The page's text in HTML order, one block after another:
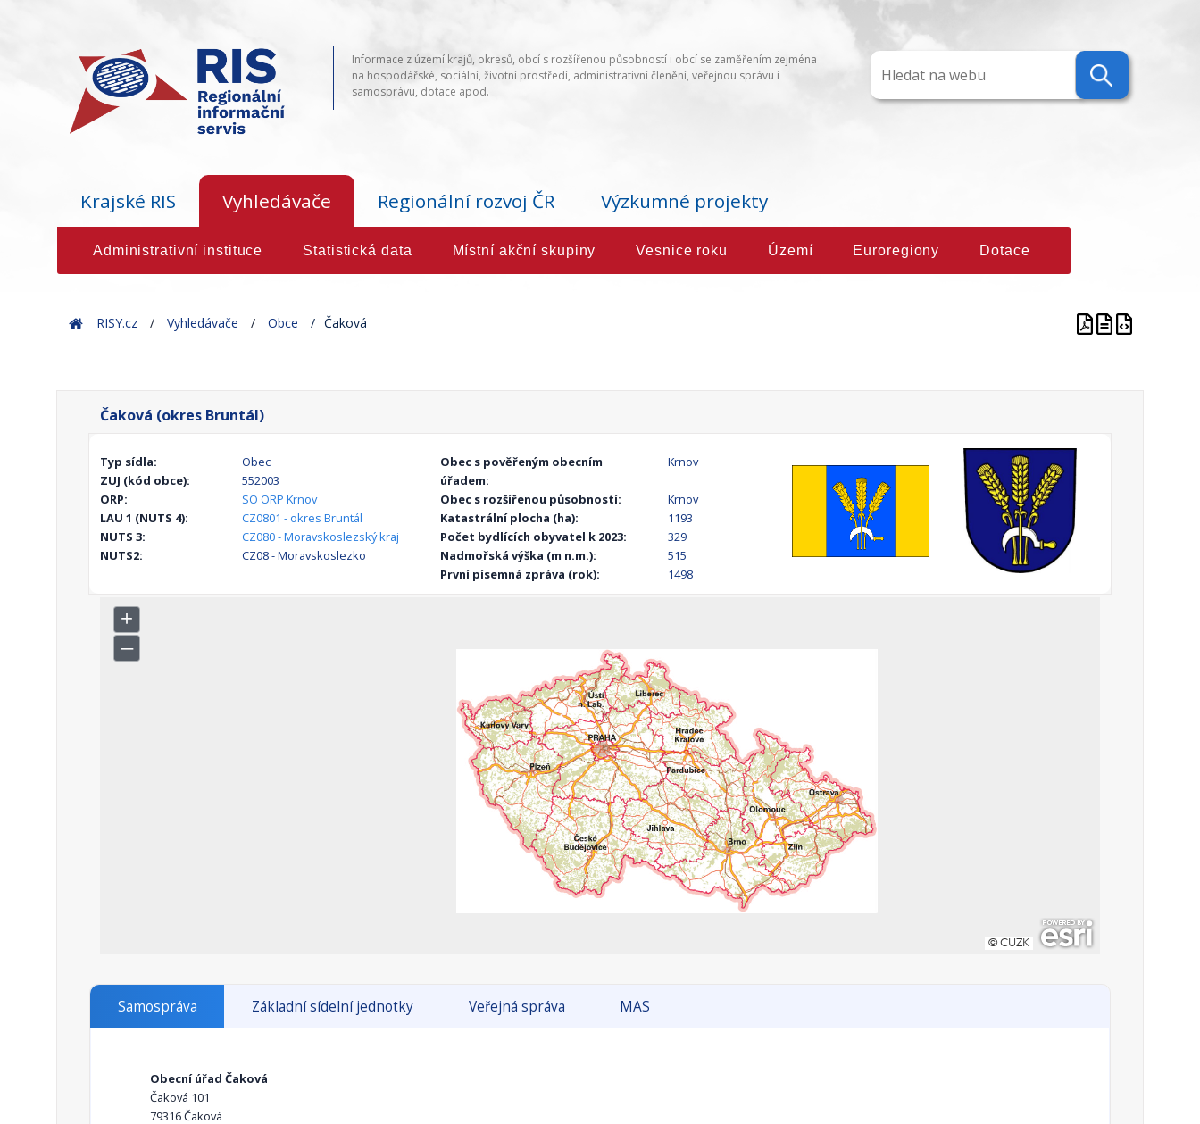
Informace z území krajů, okresů, obcí s rozšířenou působností i obcí se zaměřením zejména
na hospodářské, sociální, životní prostředí, administrativní členění, veřejnou správu i
samosprávu, dotace apod.
Krajské RIS Vyhledávače Regionální rozvoj ČR Výzkumné projekty
Administrativní instituce Statistická data Místní akční skupiny Vesnice roku Území Euroregiony Dotace
HomeRISY.cz Vyhledávače Obce Čaková
Čaková (okres Bruntál)
Typ sídla:
Obec
ZUJ (kód obce):
552003
ORP:
SO ORP Krnov
LAU 1 (NUTS 4):
CZ0801 - okres Bruntál
NUTS 3:
CZ080 - Moravskoslezský kraj
NUTS2:
CZ08 - Moravskoslezko
Obec s pověřeným obecním
úřadem:
Krnov
Obec s rozšířenou působností:
Krnov
Katastrální plocha (ha):
1193
Počet bydlících obyvatel k 2023:
329
Nadmořská výška (m n.m.):
515
První písemná zpráva (rok):
1498
Samospráva Základní sídelní jednotky Veřejná správa MAS
Obecní úřad Čaková
Čaková 101
79316 Čaková